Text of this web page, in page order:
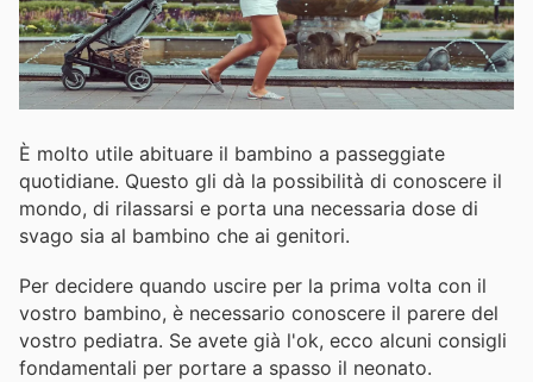
È molto utile abituare il bambino a passeggiate
quotidiane. Questo gli dà la possibilità di conoscere il
mondo, di rilassarsi e porta una necessaria dose di
svago sia al bambino che ai genitori.
Per decidere quando uscire per la prima volta con il
vostro bambino, è necessario conoscere il parere del
vostro pediatra. Se avete già l'ok, ecco alcuni consigli
fondamentali per portare a spasso il neonato.